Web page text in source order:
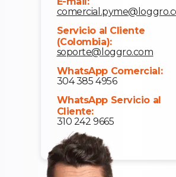
Servicio al Cliente
(Colombia):
soporte@loggro.com
WhatsApp Comercial:
304 385 4956
WhatsApp Servicio al
Cliente:
310 242 9665